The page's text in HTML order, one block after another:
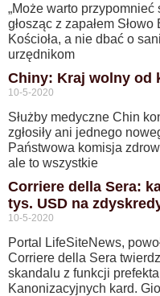
„Może warto
głosząc z zapałem
Kościoła, a nie dbać o
urzędnikom
Chiny: Kraj wolny od
10-5-2020
Służby medyczne Chin
zgłosiły ani jednego
Państwowa komisja
ale to wszystkie
Corriere della Sera:
tys. USD na
10-5-2020
Portal LifeSiteNews,
Corriere della Sera
skandalu z funkcji
Kanonizacyjnych kard.